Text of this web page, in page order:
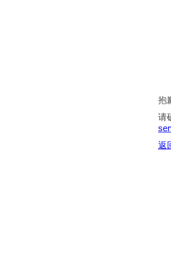
抱
请
返